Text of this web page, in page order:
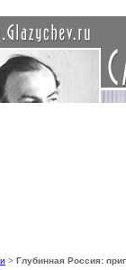
> Глубинная Россия: